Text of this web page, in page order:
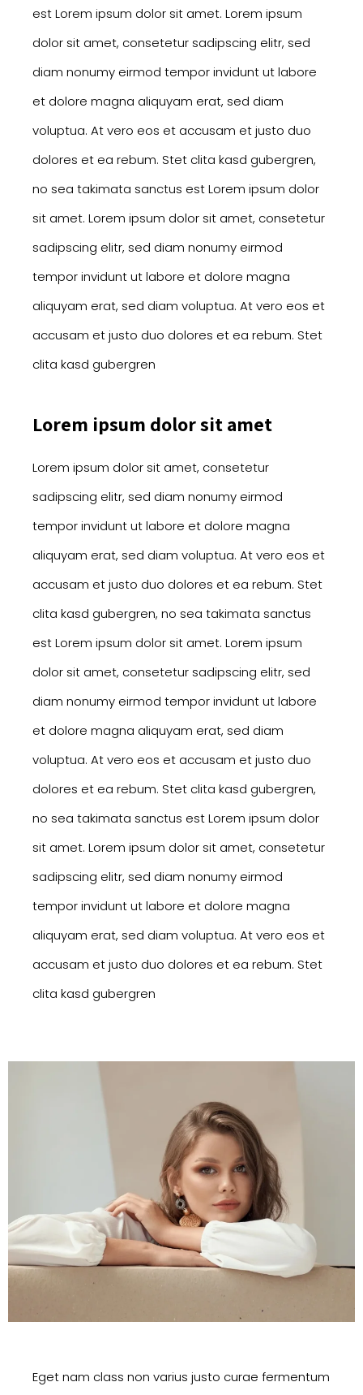
est Lorem ipsum dolor sit amet. Lorem ipsum
dolor sit amet, consetetur sadipscing elitr, sed
diam nonumy eirmod tempor invidunt ut labore
et dolore magna aliquyam erat, sed diam
voluptua. At vero eos et accusam et justo duo
dolores et ea rebum. Stet clita kasd gubergren,
no sea takimata sanctus est Lorem ipsum dolor
sit amet. Lorem ipsum dolor sit amet, consetetur
sadipscing elitr, sed diam nonumy eirmod
tempor invidunt ut labore et dolore magna
aliquyam erat, sed diam voluptua. At vero eos et
accusam et justo duo dolores et ea rebum. Stet
clita kasd gubergren
Lorem ipsum dolor sit amet
Lorem ipsum dolor sit amet, consetetur
sadipscing elitr, sed diam nonumy eirmod
tempor invidunt ut labore et dolore magna
aliquyam erat, sed diam voluptua. At vero eos et
accusam et justo duo dolores et ea rebum. Stet
clita kasd gubergren, no sea takimata sanctus
est Lorem ipsum dolor sit amet. Lorem ipsum
dolor sit amet, consetetur sadipscing elitr, sed
diam nonumy eirmod tempor invidunt ut labore
et dolore magna aliquyam erat, sed diam
voluptua. At vero eos et accusam et justo duo
dolores et ea rebum. Stet clita kasd gubergren,
no sea takimata sanctus est Lorem ipsum dolor
sit amet. Lorem ipsum dolor sit amet, consetetur
sadipscing elitr, sed diam nonumy eirmod
tempor invidunt ut labore et dolore magna
aliquyam erat, sed diam voluptua. At vero eos et
accusam et justo duo dolores et ea rebum. Stet
clita kasd gubergren
Eget nam class non varius justo curae fermentum